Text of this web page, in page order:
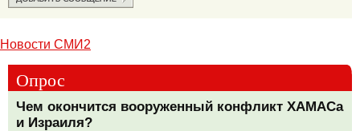
Новости СМИ2
Опрос
Чем окончится вооруженный конфликт ХАМАСа
и Израиля?